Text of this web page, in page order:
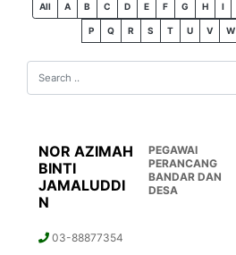
All A B C D E F G H I
P Q R S T U V W
NOR AZIMAH
BINTI
JAMALUDDI
N
PEGAWAI
PERANCANG
BANDAR DAN
DESA
03-88877354